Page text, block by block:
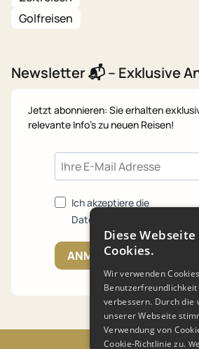
Golfreisen
Newsletter 📬 – Exklusive
Jetzt abonnieren: Sie erhalten
relevante Info's zu neuen Reisen!
Ich akzeptiere die
Datenschutzrichtlinien.
ANMELDEN
Diese
Cookies.
Wir verwenden
verbessern. Durch die
unserer Webseite
Verwendung von
Cookie-Richtlinie zu.